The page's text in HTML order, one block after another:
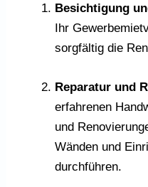
Besichtigung
Ihr
sorgfältig die
Reparatur und
erfahrenen
und
Wänden und
durchführen.